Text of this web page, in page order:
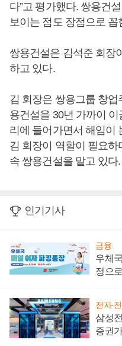
다”고 평가했다. 쌍용건
보이는 점도 장점으로 꼽
쌍용건설은 김석준 회장
하고 있다.
김 회장은 쌍용그룹 창
용건설을 30년 가까이
리에 들어가면서 해임이
김 회장이 역할이 필요하
속 쌍용건설을 맡고 있
인기기사
금융
우체
정으
전자·
삼성
증권